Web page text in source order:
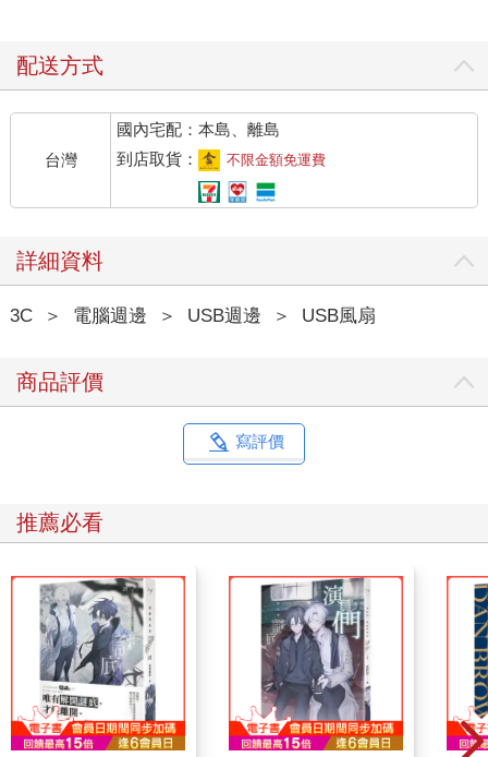
配送方式
台灣
國內宅配：本島、離島
到店取貨：
不限金額免運費
詳細資料
3C ＞ 電腦週邊 ＞ USB週邊 ＞ USB風扇
商品評價
寫評價
推薦必看